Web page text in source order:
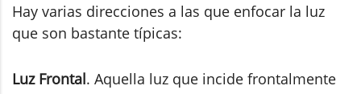
Hay varias direcciones a las que enfocar la luz
que son bastante típicas:
Luz Frontal. Aquella luz que incide frontalmente